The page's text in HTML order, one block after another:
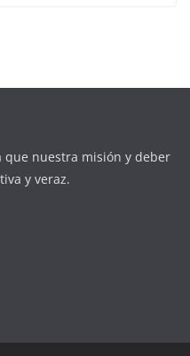
que nuestra misión y deber
y veraz.